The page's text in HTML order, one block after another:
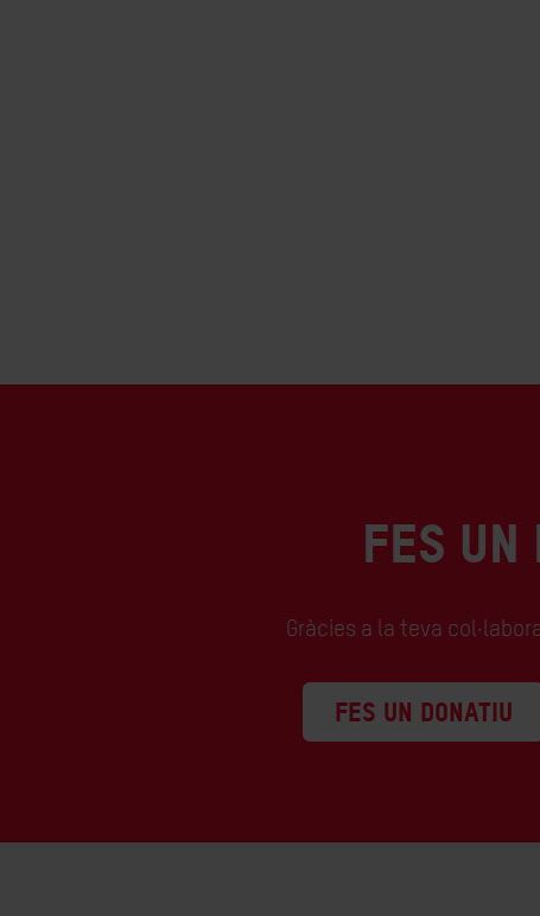
FES UN
Gràcies a la teva
FES UN DONATIU